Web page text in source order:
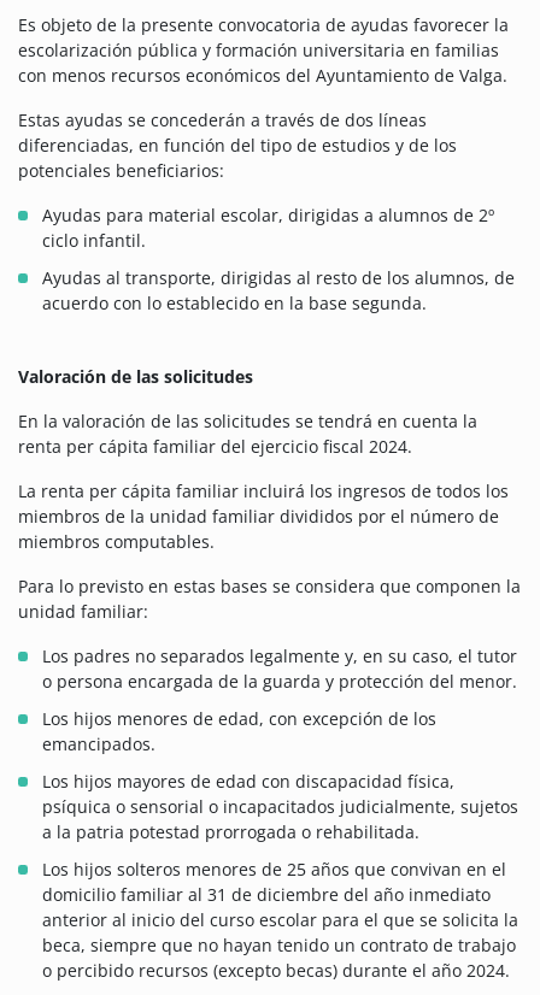
Es objeto de la presente convocatoria de ayudas favorecer la
escolarización pública y formación universitaria en familias
con menos recursos económicos del Ayuntamiento de Valga.
Estas ayudas se concederán a través de dos líneas
diferenciadas, en función del tipo de estudios y de los
potenciales beneficiarios:
Ayudas para material escolar, dirigidas a alumnos de 2º
ciclo infantil.
Ayudas al transporte, dirigidas al resto de los alumnos, de
acuerdo con lo establecido en la base segunda.
Valoración de las solicitudes
En la valoración de las solicitudes se tendrá en cuenta la
renta per cápita familiar del ejercicio fiscal 2024.
La renta per cápita familiar incluirá los ingresos de todos los
miembros de la unidad familiar divididos por el número de
miembros computables.
Para lo previsto en estas bases se considera que componen la
unidad familiar:
Los padres no separados legalmente y, en su caso, el tutor
o persona encargada de la guarda y protección del menor.
Los hijos menores de edad, con excepción de los
emancipados.
Los hijos mayores de edad con discapacidad física,
psíquica o sensorial o incapacitados judicialmente, sujetos
a la patria potestad prorrogada o rehabilitada.
Los hijos solteros menores de 25 años que convivan en el
domicilio familiar al 31 de diciembre del año inmediato
anterior al inicio del curso escolar para el que se solicita la
beca, siempre que no hayan tenido un contrato de trabajo
o percibido recursos (excepto becas) durante el año 2024.